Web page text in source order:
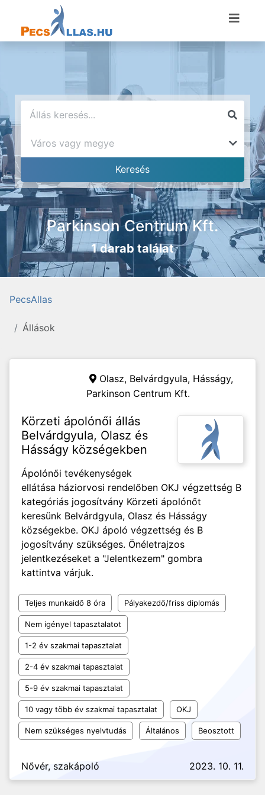
Parkinson Centrum Kft.
1 darab találat
PecsAllas
Állások
Olasz, Belvárdgyula, Hásságy,
Parkinson Centrum Kft.
Körzeti ápolónői állás
Belvárdgyula, Olasz és
Hásságy községekben
Ápolónői tevékenységek
ellátása háziorvosi rendelőben OKJ végzettség B
kategóriás jogosítvány Körzeti ápolónőt
keresünk Belvárdgyula, Olasz és Hásságy
községekbe. OKJ ápoló végzettség és B
jogosítvány szükséges. Önéletrajzos
jelentkezéseket a "Jelentkezem" gombra
kattintva várjuk.
Teljes munkaidő 8 óra Pályakezdő/friss diplomás
Nem igényel tapasztalatot
1-2 év szakmai tapasztalat
2-4 év szakmai tapasztalat
5-9 év szakmai tapasztalat
10 vagy több év szakmai tapasztalat OKJ
Nem szükséges nyelvtudás Általános Beosztott
Nővér, szakápoló 2023. 10. 11.